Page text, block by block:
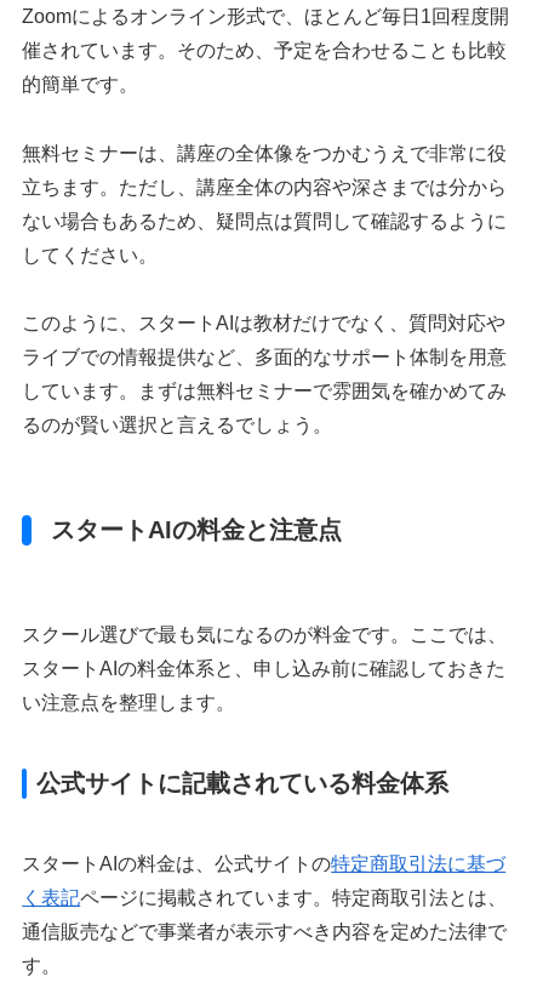
Zoomによるオンライン形式で、ほとんど毎日1回程度開
催されています。そのため、予定を合わせることも比較
的簡単です。
無料セミナーは、講座の全体像をつかむうえで非常に役
立ちます。ただし、講座全体の内容や深さまでは分から
ない場合もあるため、疑問点は質問して確認するように
してください。
このように、スタートAIは教材だけでなく、質問対応や
ライブでの情報提供など、多面的なサポート体制を用意
しています。まずは無料セミナーで雰囲気を確かめてみ
るのが賢い選択と言えるでしょう。
スタートAIの料金と注意点
スクール選びで最も気になるのが料金です。ここでは、
スタートAIの料金体系と、申し込み前に確認しておきた
い注意点を整理します。
公式サイトに記載されている料金体系
スタートAIの料金は、公式サイトの特定商取引法に基づ
く表記ページに掲載されています。特定商取引法とは、
通信販売などで事業者が表示すべき内容を定めた法律で
す。